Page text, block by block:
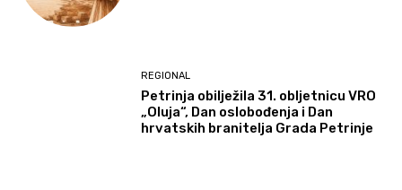
REGIONAL
Petrinja obilježila 31. obljetnicu VRO
„Oluja“, Dan oslobođenja i Dan
hrvatskih branitelja Grada Petrinje